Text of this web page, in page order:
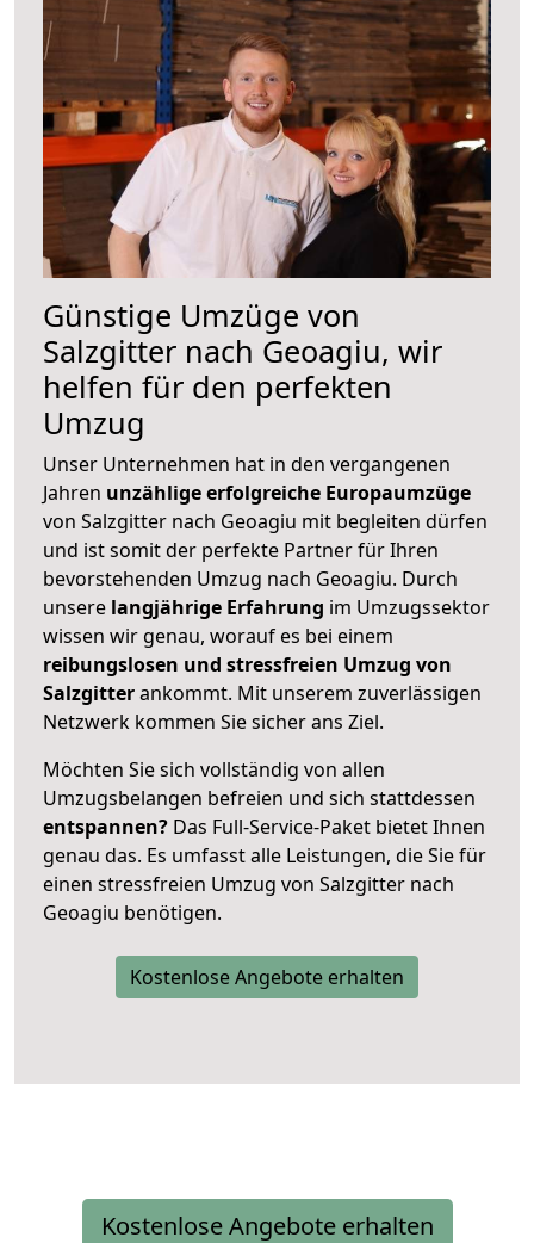
Günstige Umzüge von
Salzgitter nach Geoagiu, wir
helfen für den perfekten
Umzug
Unser Unternehmen hat in den vergangenen
Jahren unzählige erfolgreiche Europaumzüge
von Salzgitter nach Geoagiu mit begleiten dürfen
und ist somit der perfekte Partner für Ihren
bevorstehenden Umzug nach Geoagiu. Durch
unsere langjährige Erfahrung im Umzugssektor
wissen wir genau, worauf es bei einem
reibungslosen und stressfreien Umzug von
Salzgitterankommt. Mit unserem zuverlässigen
Netzwerk kommen Sie sicher ans Ziel.
Möchten Sie sich vollständig von allen
Umzugsbelangen befreien und sich stattdessen
entspannen? Das Full-Service-Paket bietet Ihnen
genau das. Es umfasst alle Leistungen, die Sie für
einen stressfreien Umzug von Salzgitter nach
Geoagiu benötigen.
Kostenlose Angebote erhalten
Kostenlose Angebote erhalten